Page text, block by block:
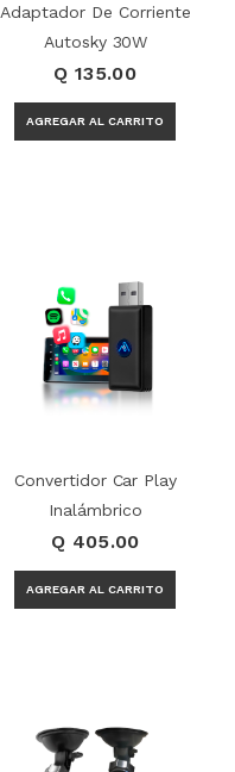
Adaptador De Corriente
Autosky 30W
Q 135.00
Convertidor Car Play
Inalámbrico
Q 405.00